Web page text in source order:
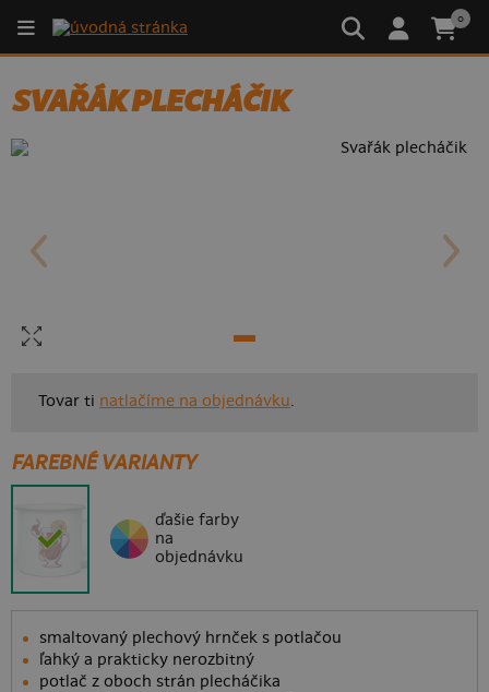
0
SVAŘÁK PLECHÁČIK
Tovar ti natlačíme na objednávku.
FAREBNÉ VARIANTY
ďašie farby
na
objednávku
smaltovaný plechový hrnček s potlačou
ľahký a prakticky nerozbitný
potlač z oboch strán plecháčika